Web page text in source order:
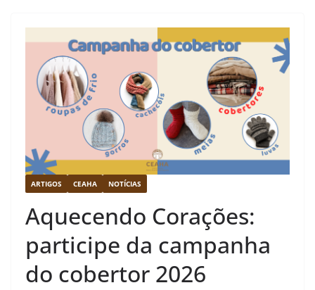
ARTIGOS CEAHA NOTÍCIAS
Aquecendo Corações:
participe da campanha
do cobertor 2026